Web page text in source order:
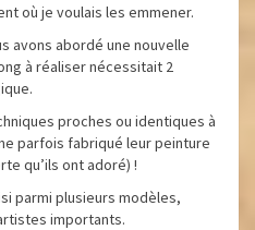
où je voulais les emmener.
avons abordé une nouvelle
à réaliser nécessitait 2
proches ou identiques à
parfois fabriqué leur peinture
qu’ils ont adoré) !
parmi plusieurs modèles,
importants.